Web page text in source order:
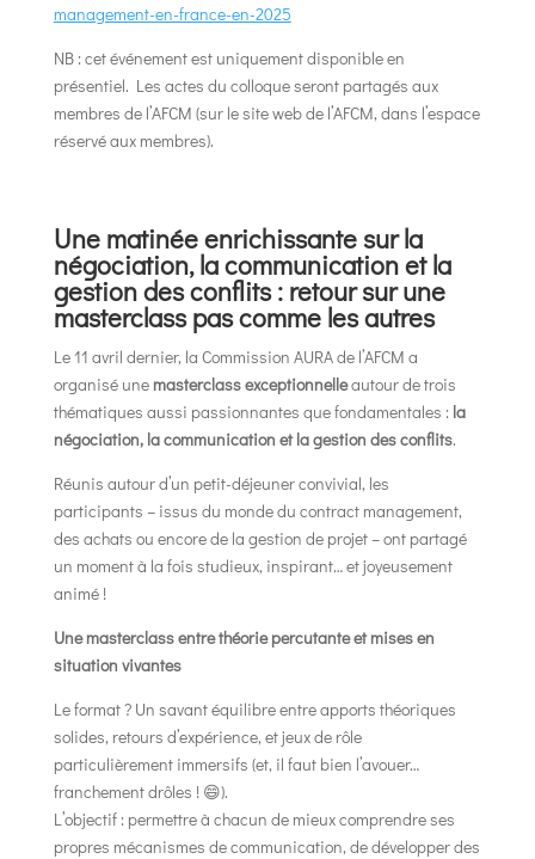
management-en-france-en-2025
NB : cet événement est uniquement disponible en
présentiel. Les actes du colloque seront partagés aux
membres de l’AFCM (sur le site web de l’AFCM, dans l’espace
réservé aux membres).
Une matinée enrichissante sur la
négociation, la communication et la
gestion des conflits : retour sur une
masterclass pas comme les autres
Le 11 avril dernier, la Commission AURA de l’AFCM a
organisé une masterclass exceptionnelleautour de trois
thématiques aussi passionnantes que fondamentales : la
négociation, la communication et la gestion des conflits.
Réunis autour d’un petit-déjeuner convivial, les
participants – issus du monde du contract management,
des achats ou encore de la gestion de projet – ont partagé
un moment à la fois studieux, inspirant… et joyeusement
animé !
Une masterclass entre théorie percutante et mises en
situation vivantes
Le format ? Un savant équilibre entre apports théoriques
solides, retours d’expérience, et jeux de rôle
particulièrement immersifs (et, il faut bien l’avouer…
franchement drôles ! 😄).
L’objectif : permettre à chacun de mieux comprendre ses
propres mécanismes de communication, de développer des